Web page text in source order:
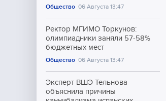
Общество 06 Августа 13:47
Ректор МГИМО Торкунов:
олимпиадники заняли 57-58%
бюджетных мест
Общество 06 Августа 13:47
Эксперт ВШЭ Тельнова
объяснила причины